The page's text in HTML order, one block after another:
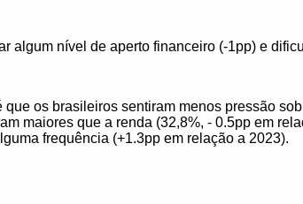
algum nível de aperto financeiro (-1pp) e
os brasileiros sentiram menos pressão
maiores que a renda (32,8%, - 0.5pp em
frequência (+1.3pp em relação a 2023).